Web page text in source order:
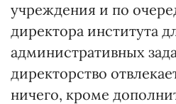
учреждения и по
директора института
административных
директорство
ничего, кроме